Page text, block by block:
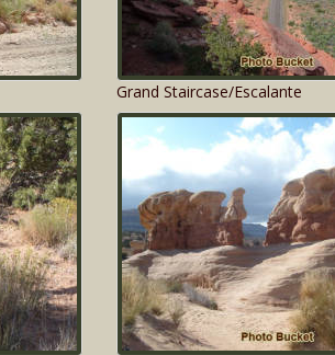
Grand Staircase/Escalante